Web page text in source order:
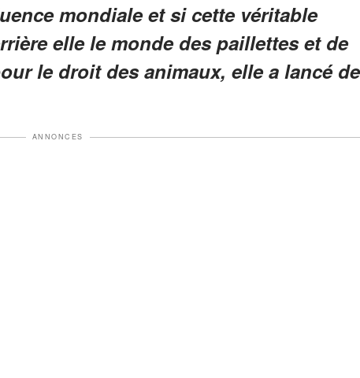
mondiale et si cette véritable
elle le monde des paillettes et de
le droit des animaux, elle a lancé de
ANNONCES